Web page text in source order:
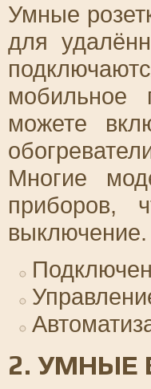
Умные
для
мобильное
можете
Многие
приборов,
выключение.
2. УМНЫЕ